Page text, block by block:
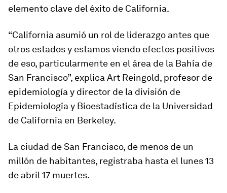
elemento clave del éxito de California.
“California asumió un rol de liderazgo antes que
otros estados y estamos viendo efectos positivos
de eso, particularmente en el área de la Bahía de
San Francisco”, explica Art Reingold, profesor de
epidemiología y director de la división de
Epidemiología y Bioestadística de la Universidad
de California en Berkeley.
La ciudad de San Francisco, de menos de un
millón de habitantes, registraba hasta el lunes 13
de abril 17 muertes.